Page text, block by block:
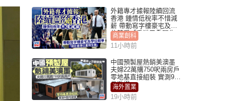
外籍專才據報陸續回流
香港 鍾情低稅率不惜減
薪 帶動寫字樓豪宅及學
位競爭「香港已重現生
機」
商業創科
11小時前
中國預製屋熱銷美澳墨
夫婦22萬購750呎兩房戶
零地基直接組裝 實測9個
月激讚
海外置業
19小時前